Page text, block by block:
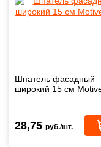
Шпатель фасадный
широкий 15 см
28,75 руб./шт.